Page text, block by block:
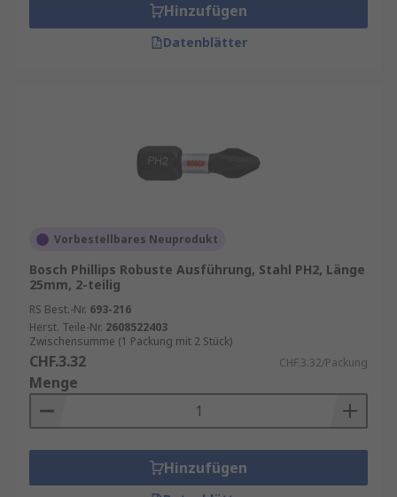
Hinzufügen
Datenblätter
Vorbestellbares Neuprodukt
Bosch Phillips Robuste Ausführung, Stahl PH2, Länge
25mm, 2-teilig
RS Best.-Nr. 693-216
Herst. Teile-Nr. 2608522403
Zwischensumme (1 Packung mit 2 Stück)
CHF.3.32 CHF.3.32/Packung
Menge
Hinzufügen